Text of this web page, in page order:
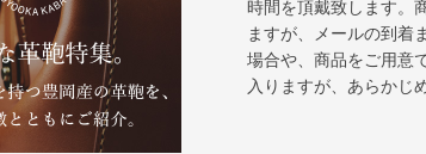
時間を頂戴致します。
ますが、メールの到着
場合や、商品をご用意
入りますが、あらかじ